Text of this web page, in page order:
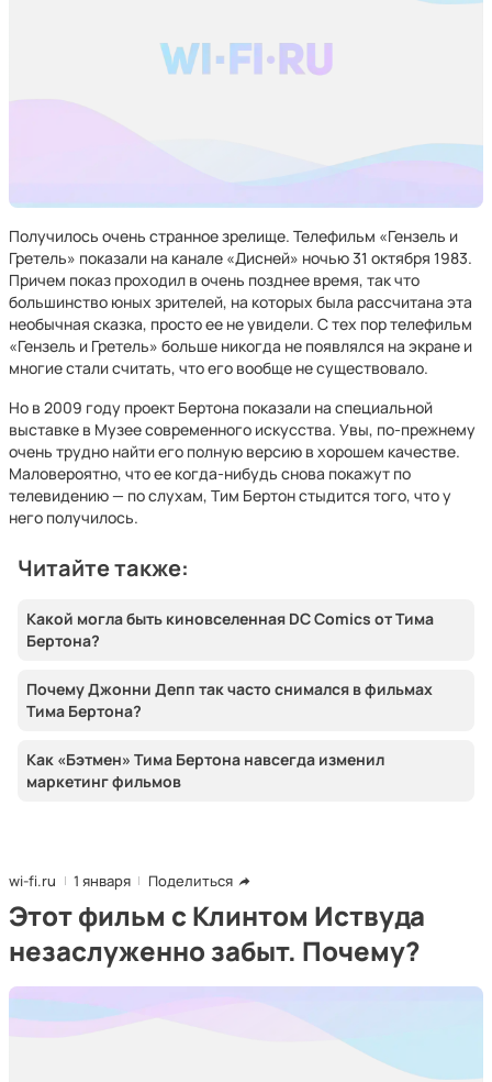
Получилось очень странное зрелище. Телефильм «Гензель и
Гретель» показали на канале «Дисней» ночью 31 октября 1983.
Причем показ проходил в очень позднее время, так что
большинство юных зрителей, на которых была рассчитана эта
необычная сказка, просто ее не увидели. С тех пор телефильм
«Гензель и Гретель» больше никогда не появлялся на экране и
многие стали считать, что его вообще не существовало.
Но в 2009 году проект Бертона показали на специальной
выставке в Музее современного искусства. Увы, по-прежнему
очень трудно найти его полную версию в хорошем качестве.
Маловероятно, что ее когда-нибудь снова покажут по
телевидению — по слухам, Тим Бертон стыдится того, что у
него получилось.
Читайте также:
Какой могла быть киновселенная DC Comics от Тима
Бертона?
Почему Джонни Депп так часто снимался в фильмах
Тима Бертона?
Как «Бэтмен» Тима Бертона навсегда изменил
маркетинг фильмов
wi-fi.ru 1 января Поделиться
Этот фильм с Клинтом Иствуда
незаслуженно забыт. Почему?